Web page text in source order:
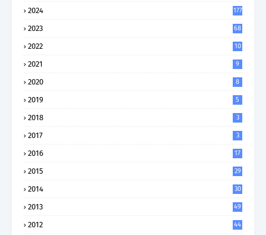
2024 177
2023 68
2022 10
2021 9
2020 8
2019 5
2018 3
2017 3
2016 17
2015 29
2014 30
2013 49
2012 44